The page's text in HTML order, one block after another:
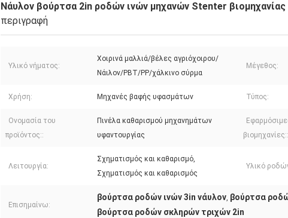
Νάυλον βούρτσα 2in ροδών ινών μηχανών Stenter
περιγραφή
Υλικό νήματος:
Χοιρινά μαλλιά/βέλες αγριόχοιρου/
Νάιλον/PBT/PP/χάλκινο σύρμα
Μέγεθος:
Χρήση: Μηχανές βαφής υφασμάτων Τύπος:
Ονομασία του
προϊόντος::
Πινέλα καθαρισμού μηχανημάτων
υφαντουργίας
βιομηχανίες::
Λειτουργία:
Σχηματισμός και καθαρισμό,
Σχηματισμός και καθαρισμός
Υλικό
Επισημαίνω:
βούρτσα ροδών ινών 3in νάυλον, βούρτσα
βούρτσα ροδών σκληρών τριχών 2in